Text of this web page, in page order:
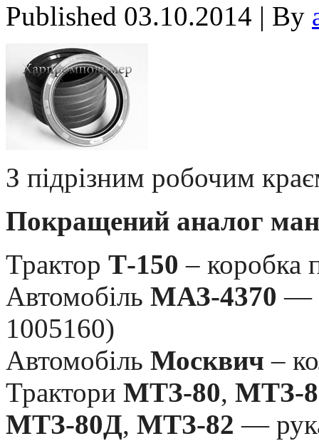
Published 03.10.2014 | By
З підрізним робочим
Покращений аналог
Трактор Т-150 – коробка
Автомобіль МАЗ-4370 —
1005160)
Автомобіль Москвич –
Трактори МТЗ-80, МТЗ-
МТЗ-80Д, МТЗ-82 —